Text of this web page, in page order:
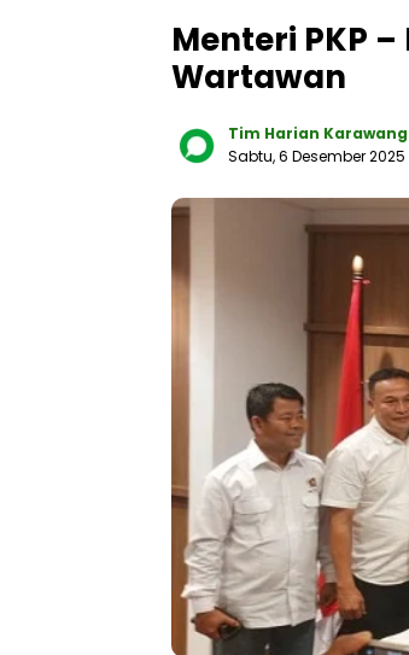
Menteri PKP
Wartawan
Tim Harian Karawang
Sabtu, 6 Desember 2025